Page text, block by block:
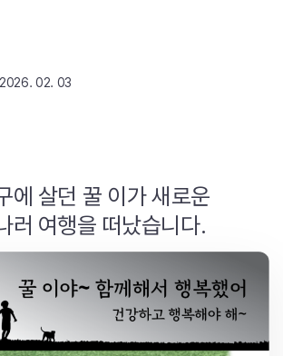
2026. 02. 03
에 살던 꿀 이가 새로운
러 여행을 떠났습니다.